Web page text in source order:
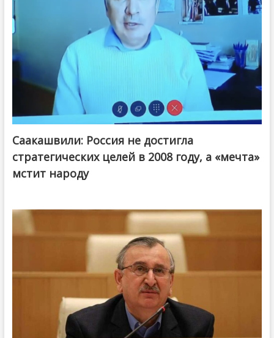
Саакашвили: Россия не достигла
стратегических целей в 2008 году, а «мечта»
мстит народу